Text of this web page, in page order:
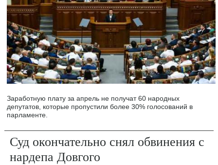
Заработную плату за апрель не получат 60 народных
депутатов, которые пропустили более 30% голосований в
парламенте.
Суд окончательно снял обвинения с
нардепа Довгого